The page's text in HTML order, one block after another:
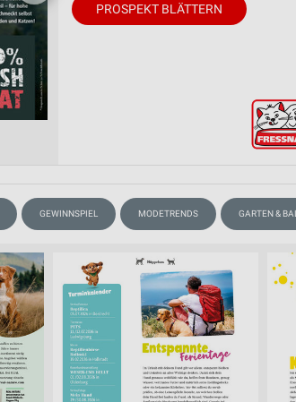
PROSPEKT BLÄTTERN
GEWINNSPIEL MODETRENDS GARTEN &